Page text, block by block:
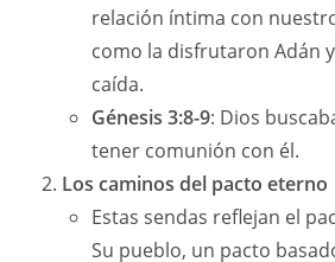
relación íntima con
como la disfrutaron Adán
caída.
Génesis 3:8-9: Dios
tener comunión con él.
Los caminos del pacto eterno
Estas sendas reflejan el
Su pueblo, un pacto